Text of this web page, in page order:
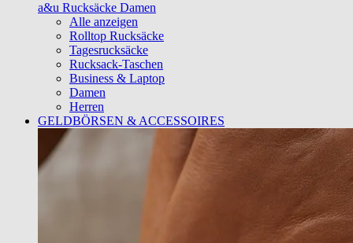
a&u Rucksäcke Damen
Alle anzeigen
Rolltop Rucksäcke
Tagesrucksäcke
Rucksack-Taschen
Business & Laptop
Damen
Herren
GELDBÖRSEN & ACCESSOIRES